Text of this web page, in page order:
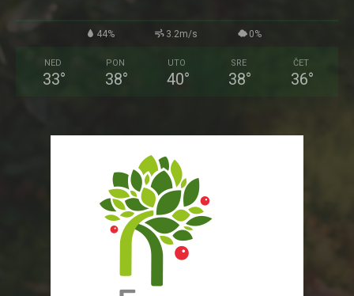
44% 3.2m/s 0%
NED
33°
PON
38°
UTO
40°
SRE
38°
ČET
36°